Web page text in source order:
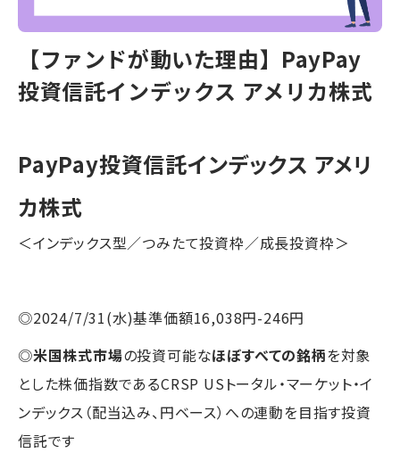
【ファンドが動いた理由】PayPay
投資信託インデックス アメリカ株式
PayPay投資信託インデックス アメリ
カ株式
＜インデックス型／つみたて投資枠／成長投資枠＞
◎2024/7/31(水)基準価額16,038円-246円
◎米国株式市場の投資可能なほぼすべての銘柄を対象
とした株価指数であるCRSP USトータル・マーケット・イ
ンデックス（配当込み、円ベース）への連動を目指す投資
信託です